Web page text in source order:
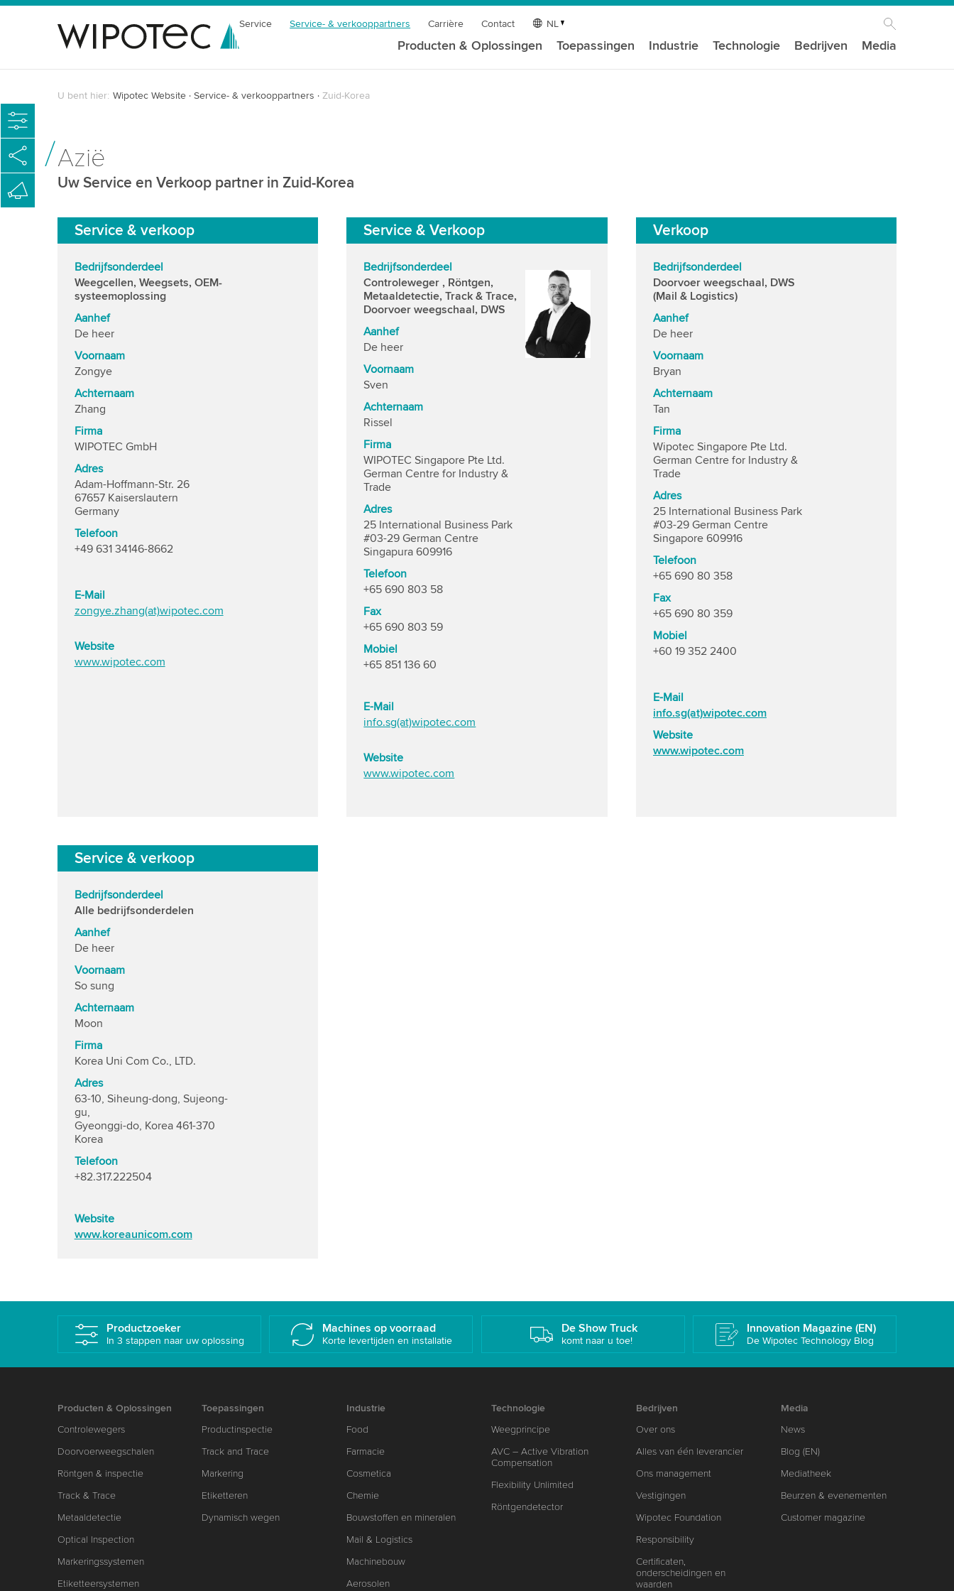
Service Service- & verkooppartners Carrière Contact NL
Producten & Oplossingen Toepassingen Industrie Technologie Bedrijven Media
U bent hier: Wipotec Website Service- & verkooppartners Zuid-Korea
Azië
Uw Service en Verkoop partner in Zuid-Korea
Service & verkoop
Bedrijfsonderdeel
Weegcellen, Weegsets, OEM-
systeemoplossing
Aanhef
De heer
Voornaam
Zongye
Achternaam
Zhang
Firma
WIPOTEC GmbH
Adres
Adam-Hoffmann-Str. 26
67657 Kaiserslautern
Germany
Telefoon
+49 631 34146-8662
E-Mail
zongye.zhang(at)wipotec.com
Website
www.wipotec.com
Service & Verkoop
Bedrijfsonderdeel
Controleweger , Röntgen,
Metaaldetectie, Track & Trace,
Doorvoer weegschaal, DWS
Aanhef
De heer
Voornaam
Sven
Achternaam
Rissel
Firma
WIPOTEC Singapore Pte Ltd.
German Centre for Industry &
Trade
Adres
25 International Business Park
#03-29 German Centre
Singapura 609916
Telefoon
+65 690 803 58
Fax
+65 690 803 59
Mobiel
+65 851 136 60
E-Mail
info.sg(at)wipotec.com
Website
www.wipotec.com
Verkoop
Bedrijfsonderdeel
Doorvoer weegschaal, DWS
(Mail & Logistics)
Aanhef
De heer
Voornaam
Bryan
Achternaam
Tan
Firma
Wipotec Singapore Pte Ltd.
German Centre for Industry &
Trade
Adres
25 International Business Park
#03-29 German Centre
Singapore 609916
Telefoon
+65 690 80 358
Fax
+65 690 80 359
Mobiel
+60 19 352 2400
E-Mail
info.sg(at)wipotec.com
Website
www.wipotec.com
Service & verkoop
Bedrijfsonderdeel
Alle bedrijfsonderdelen
Aanhef
De heer
Voornaam
So sung
Achternaam
Moon
Firma
Korea Uni Com Co., LTD.
Adres
63-10, Siheung-dong, Sujeong-
gu,
Gyeonggi-do, Korea 461-370
Korea
Telefoon
+82.317.222504
Website
www.koreaunicom.com
Productzoeker
In 3 stappen naar uw oplossing
Machines op voorraad
Korte levertijden en installatie
De Show Truck
komt naar u toe!
Innovation Magazine (EN)
De Wipotec Technology Blog
Producten & Oplossingen
Controlewegers
Doorvoerweegschalen
Röntgen & inspectie
Track & Trace
Metaaldetectie
Optical Inspection
Markeringssystemen
Etiketteersystemen
Toepassingen
Productinspectie
Track and Trace
Markering
Etiketteren
Dynamisch wegen
Industrie
Food
Farmacie
Cosmetica
Chemie
Bouwstoffen en mineralen
Mail & Logistics
Machinebouw
Aerosolen
Technologie
Weegprincipe
AVC – Active Vibration
Compensation
Flexibility Unlimited
Röntgendetector
Bedrijven
Over ons
Alles van één leverancier
Ons management
Vestigingen
Wipotec Foundation
Responsibility
Certificaten,
onderscheidingen en
waarden
Media
News
Blog (EN)
Mediatheek
Beurzen & evenementen
Customer magazine